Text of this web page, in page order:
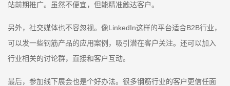
站前期推广。虽然不便宜，但能精准触达客户。
另外，社交媒体也不容忽视。像LinkedIn这样的平台适合B2B行业，
可以发一些钢筋产品的应用案例，吸引潜在客户关注。还可以加入
行业相关的讨论群，直接和客户互动。
最后，参加线下展会也是个好办法。很多钢筋行业的客户更信任面